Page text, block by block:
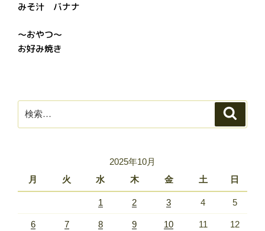
みそ汁 バナナ
～おやつ～
お好み焼き
索:
2025年10月
月
火 水 木 金 土 日
1 2 3 4 5
6 7 8 9 10 11 12